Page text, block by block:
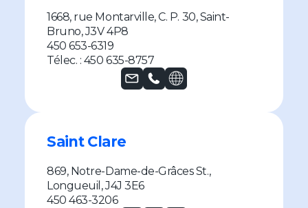
1668, rue Montarville, C. P. 30, Saint-
Bruno, J3V 4P8
450 653-6319
Télec. : 450 635-8757
Saint Clare
869, Notre-Dame-de-Grâces St.,
Longueuil, J4J 3E6
450 463-3206